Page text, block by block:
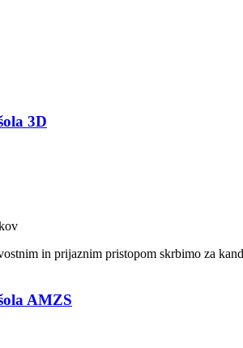
3D
in prijaznim pristopom skrbimo za
AMZS